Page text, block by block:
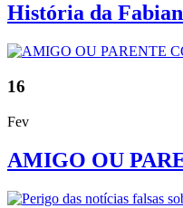
História da
16
Fev
AMIGO OU